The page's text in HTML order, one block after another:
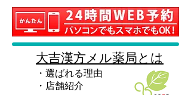
大吉漢方メル薬局とは
・選ばれる理由
​・店舗紹介